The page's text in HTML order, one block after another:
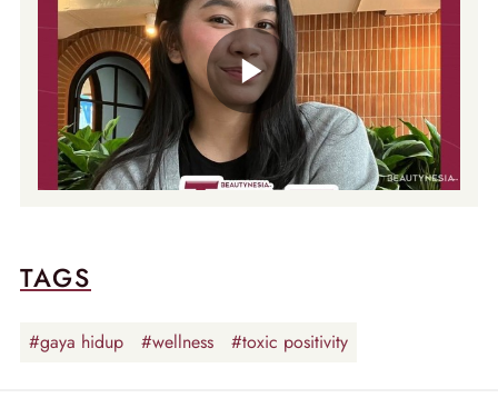
TAGS
#gaya hidup #wellness #toxic positivity